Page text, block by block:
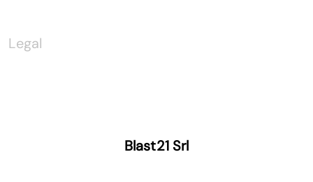
Legal
Blast21 Srl